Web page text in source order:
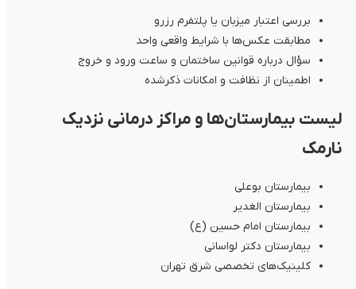
بررسی اعتبار میزبان یا پلتفرم رزرو
مطابقت عکس‌ها با شرایط واقعی واحد
سؤال درباره قوانین ساختمان و ساعت ورود و خروج
اطمینان از نظافت و امکانات ذکرشده
لیست بیمارستان‌ها و مراکز درمانی نزدیک
نارمک
بیمارستان بوعلی
بیمارستان الغدیر
بیمارستان امام حسین (ع)
بیمارستان دکتر لواسانی
کلینیک‌های تخصصی شرق تهران